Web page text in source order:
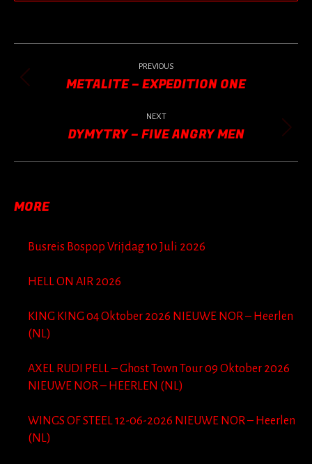
POST
NAVIGATION
PREVIOUS
Previous
METALITE – EXPEDITION ONE
NEXT
Next
DYMYTRY – FIVE ANGRY MEN
MORE
Busreis Bospop Vrijdag 10 Juli 2026
HELL ON AIR 2026
KING KING 04 Oktober 2026 NIEUWE NOR – Heerlen
(NL)
AXEL RUDI PELL – Ghost Town Tour 09 Oktober 2026
NIEUWE NOR – HEERLEN (NL)
WINGS OF STEEL 12-06-2026 NIEUWE NOR – Heerlen
(NL)